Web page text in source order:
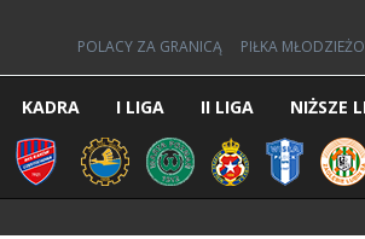
POLACY ZA GRANICĄ PIŁKA
KADRA I LIGA II LIGA NIŻSZE